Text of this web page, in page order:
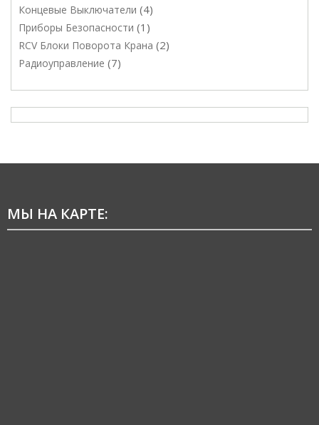
Концевые Выключатели 4
Приборы Безопасности 1
RCV Блоки Поворота Крана 2
Радиоуправление 7
МЫ НА КАРТЕ: